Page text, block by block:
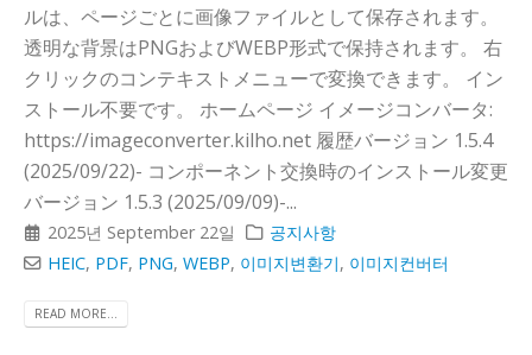
ルは、ページごとに画像ファイルとして保存されます。
透明な背景はPNGおよびWEBP形式で保持されます。 右
クリックのコンテキストメニューで変換できます。 イン
ストール不要です。 ホームページ イメージコンバータ:
https://imageconverter.kilho.net 履歴バージョン 1.5.4
(2025/09/22)- コンポーネント交換時のインストール変更
バージョン 1.5.3 (2025/09/09)-...
2025년 September 22일
공지사항
HEIC, PDF, PNG,WEBP, 이미지변환기, 이미지컨버터
READ MORE...